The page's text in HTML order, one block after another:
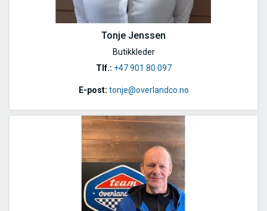
Tonje Jenssen
Butikkleder
Tlf.: +47 901 80 097
E-post: tonje@overlandco.no